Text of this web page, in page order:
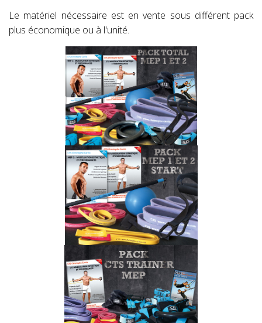
Le matériel nécessaire est en vente sous différent pack
plus économique ou à l'unité.